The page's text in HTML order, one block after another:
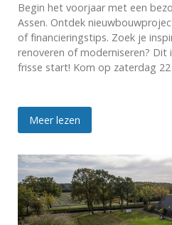
Begin het voorjaar met een
Assen. Ontdek
of financieringstips. Zoek je
renoveren of moderniseren?
frisse start! Kom op zaterdag
Meer lezen